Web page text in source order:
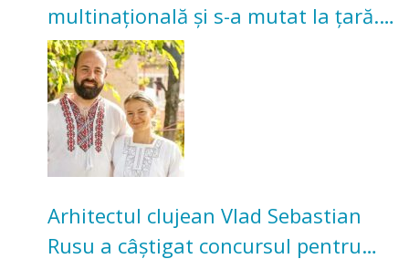
multinațională și s-a mutat la țară.
Acum cultivă legume în grădina
bunicilor
Arhitectul clujean Vlad Sebastian
Rusu a câștigat concursul pentru